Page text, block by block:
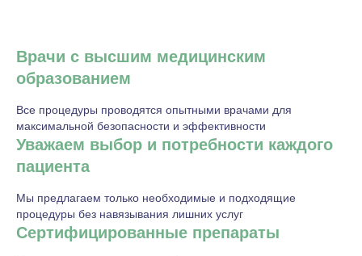
Врачи с высшим медицинским
образованием
Все процедуры проводятся опытными врачами для
максимальной безопасности и эффективности
Уважаем выбор и потребности каждого
пациента
Мы предлагаем только необходимые и подходящие
процедуры без навязывания лишних услуг
Сертифицированные препараты